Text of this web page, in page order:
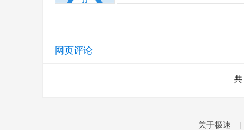
网页评论
共
关于极速 |